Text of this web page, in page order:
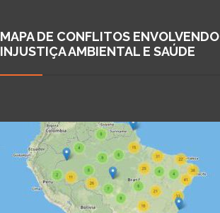
MAPA DE CONFLITOS ENVOLVENDO
INJUSTIÇA AMBIENTAL E SAÚDE